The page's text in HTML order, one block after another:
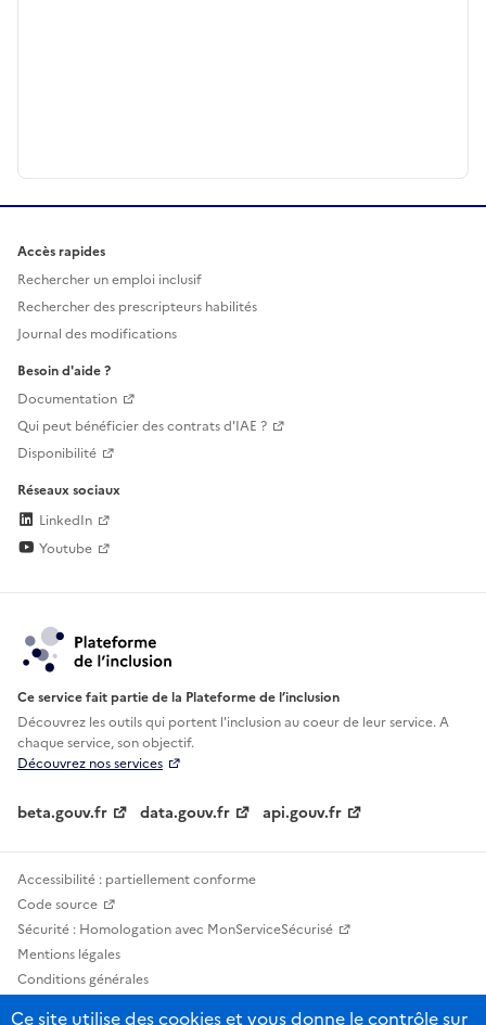
Accès rapides
Rechercher un emploi inclusif
Rechercher des prescripteurs habilités
Journal des modifications
Besoin d'aide ?
Documentation
Qui peut bénéficier des contrats d'IAE ?
Disponibilité
Réseaux sociaux
LinkedIn
Youtube
Ce service fait partie de la Plateforme de l’inclusion
Découvrez les outils qui portent l'inclusion aucoeur de leur service. A
chaque service, son objectif.
Découvrez nos services
beta.gouv.fr data.gouv.fr api.gouv.fr
Accessibilité : partiellement conforme
Code source
Sécurité : Homologation avec MonServiceSécurisé
Mentions légales
Conditions générales
Ce site utilise des cookies et vous donne le contrôle sur